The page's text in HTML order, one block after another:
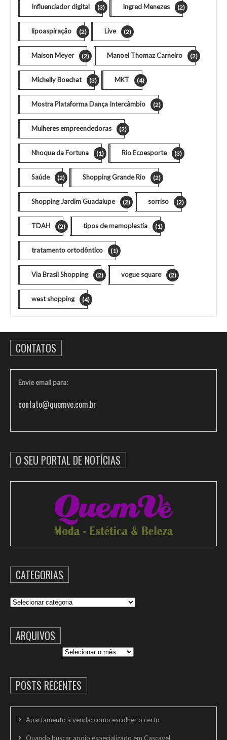
Influenciador digital (3) Ingred Menezes (2)
lipoaspiração (2) Live (2)
Maison Meyer (2) Manoel Thomaz Carneiro (2)
Michelly Boechat (3) MKT (4)
Mostra Plataforma Dança Intercâmbio (2)
Mulheres empreendedoras (2)
Nhoque da Fortuna (1) Rio Ecoesporte (3)
Saúde (2) Shopping Grande Rio (2)
Shopping Jardim Guadalupe (2) sorriso (2)
TDAH (2) tipos de mamoplastia (1)
tratamento ortodôntico (1)
Via Brasil Shopping (2) vogue square (2)
west shopping (4)
CONTATOS
Envie email para:
contato@quemve.com.br
O SEU PORTAL DE NOTÍCIAS
CATEGORIAS
Categorias
ARQUIVOS
POSTS RECENTES
Apartamento à venda: como escolher o certo
Quando buscar apoio especializado em Cascavel